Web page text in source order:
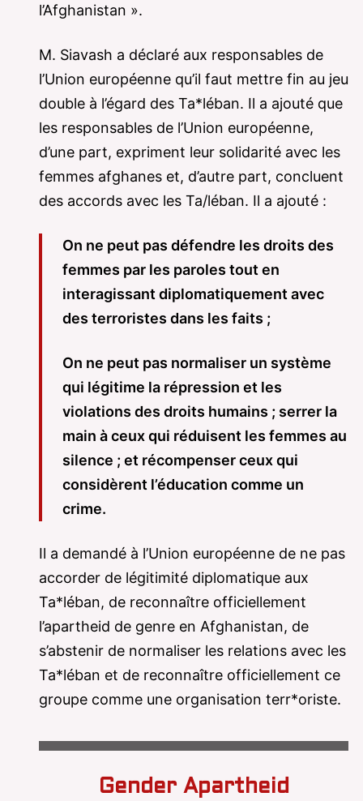
l’Afghanistan ».
M. Siavash a déclaré aux responsables de
l’Union européenne qu’il faut mettre fin au jeu
double à l’égard des Ta*léban. Il a ajouté que
les responsables de l’Union européenne,
d’une part, expriment leur solidarité avec les
femmes afghanes et, d’autre part, concluent
des accords avec les Ta/léban. Il a ajouté :
On ne peut pas défendre les droits des
femmes par les paroles tout en
interagissant diplomatiquement avec
des terroristes dans les faits ;
On ne peut pas normaliser un système
qui légitime la répression et les
violations des droits humains ; serrer la
main à ceux qui réduisent les femmes au
silence ; et récompenser ceux qui
considèrent l’éducation comme un
crime.
Il a demandé à l’Union européenne de ne pas
accorder de légitimité diplomatique aux
Ta*léban, de reconnaître officiellement
l’apartheid de genre en Afghanistan, de
s’abstenir de normaliser les relations avec les
Ta*léban et de reconnaître officiellement ce
groupe comme une organisation terr*oriste.
Gender Apartheid